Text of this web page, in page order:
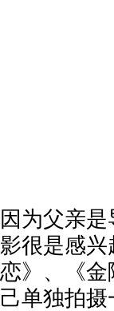
因为父亲
影很是感
恋》、《
己单独拍